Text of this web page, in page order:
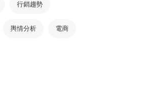
行銷趨勢
輿情分析 電商